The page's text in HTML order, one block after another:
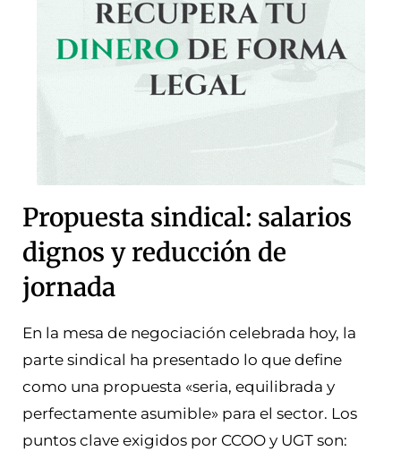
Propuesta sindical: salarios
dignos y reducción de
jornada
En la mesa de negociación celebrada hoy, la
parte sindical ha presentado lo que define
como una propuesta «seria, equilibrada y
perfectamente asumible» para el sector. Los
puntos clave exigidos por CCOO y UGT son: